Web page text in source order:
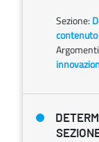
Sezione: